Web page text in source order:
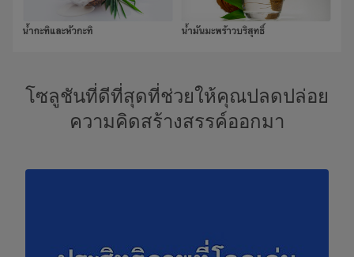
โซลูชันที่ดีที่สุดที่ช่วยให้คุณปลดปล่อย
ความคิดสร้างสรรค์ออกมา